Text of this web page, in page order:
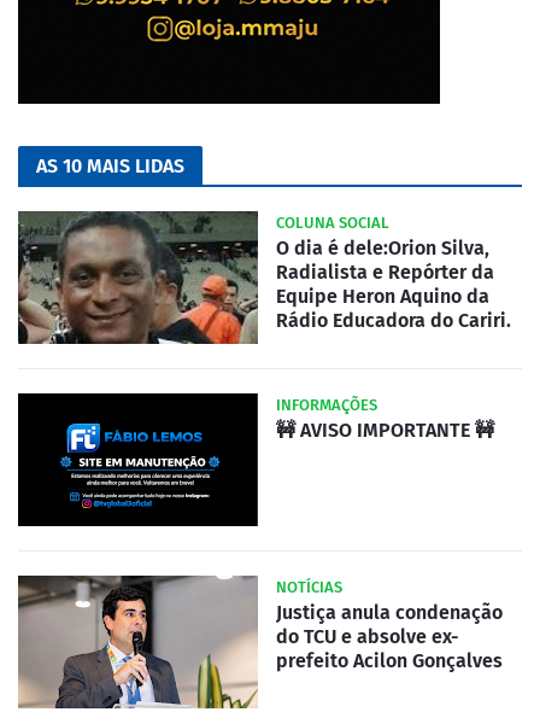
AS 10 MAIS LIDAS
COLUNA SOCIAL
O dia é dele:Orion Silva,
Radialista e Repórter da
Equipe Heron Aquino da
Rádio Educadora do Cariri.
INFORMAÇÕES
🚧 AVISO IMPORTANTE 🚧
NOTÍCIAS
Justiça anula condenação
do TCU e absolve ex-
prefeito Acilon Gonçalves